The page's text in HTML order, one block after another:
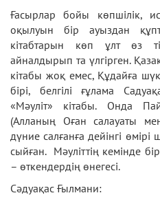
Ғасырлар бойы көпшілік,
оқылуын бір ауыздан
кітабтарын көп ұлт өз
айналдырып та үлгірген.
кітабы жоқ емес, Құдайға
бірі, белгілі ғұлама
«Мәуліт» кітабы. Онда
(Алланың Оған салауаты
дүние салғанға дейінгі
сыйған. Мәуліттің кемінде
– өткендердің өнегесі.
Сәдуақас Ғылмани: